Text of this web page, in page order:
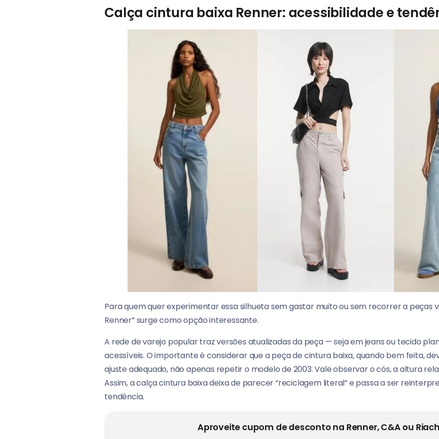
Calça cintura baixa Renner: acessibilidade e
Para quem quer experimentar essa silhueta sem gastar muito ou sem recorrer a peças
Renner” surge como opção interessante.
A rede de varejo popular traz versões atualizadas da peça — seja em jeans ou tecido
acessíveis. O importante é considerar que a peça de cintura baixa, quando bem feita,
ajuste adequado, não apenas repetir o modelo de 2003. Vale observar o cós, a altura
Assim, a calça cintura baixa deixa de parecer “reciclagem literal” e passa a ser
tendência.
Aproveite cupom de desconto na Renner, C&A ou